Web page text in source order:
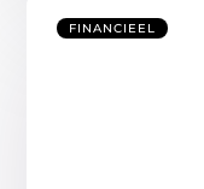
FINANCIEEL